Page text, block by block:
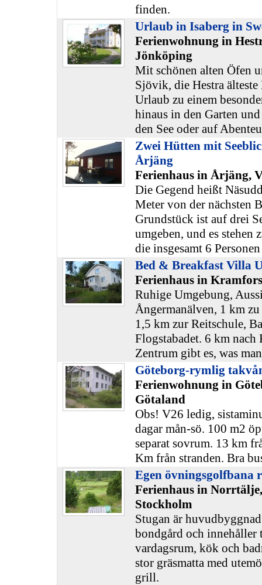
finden.
Urlaub in Isaberg in
Ferienwohnung in
Jönköping
Mit schönen alten Öfen
Sjövik, die Hestra älteste
Urlaub zu einem
hinaus in den Garten
den See oder auf
Zwei Hütten mit
Årjäng
Ferienhaus in Årjäng,
Die Gegend heißt
Meter von der nächsten
Grundstück ist auf drei
umgeben, und es stehen
die insgesamt 6
Bed & Breakfast Villa
Ferienhaus in
Ruhige Umgebung,
Ångermanälven, 1 km
1,5 km zur Reitschule,
Flogstabadet. 6 km nach
Zentrum gibt es, was
Göteborg-rymlig
Ferienwohnung in
Götaland
Obs! V26 ledig,
dagar mån-sö. 100 m2
separat sovrum. 13 km
Km från stranden. Bra
Egen övningsgolfbana
Ferienhaus in
Stockholm
Stugan är
bondgård och innehåller
vardagsrum, kök och
stor gräsmatta med
grill.